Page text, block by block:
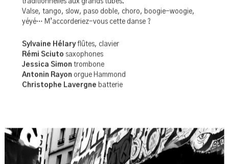
National de Jazz convient petit·es et grand·es à danser sur
des airs iconiques des années 60 à 80, des musiques
traditionnelles aux grands tubes.
yéyé… M’accorderiez-vous cette danse ?
Sylvaine Hélaryflûtes, clavier
Rémi Sciutosaxophones
Jessica Simon trombone